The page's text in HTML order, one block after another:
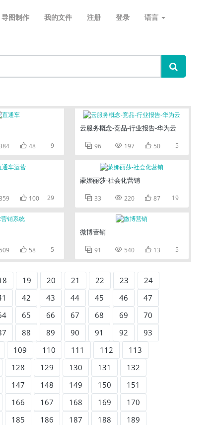
导图制作 我的文件 注册 登录 语言
 48 9
 100 29
509  58 5
云服务概念-竞品-行业报告-华为云
 96  197  50 5
蒙娜丽莎-社会化营销
 33  220  87 19
微博营销
 91  540  13 5
19 20 21 22 23
24
42 43 44 45 46
47
65 66 67 68 69
70
88 89 90 91 92
93
109 110 111 112
113
128 129 130 131
132
147 148 149 150
151
166 167 168 169
170
185 186 187 188
189